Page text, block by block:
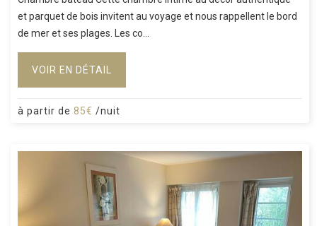
et parquet de bois invitent au voyage et nous rappellent le bord
de mer et ses plages. Les co...
VOIR EN DÉTAIL
à partir de 85€ /nuit